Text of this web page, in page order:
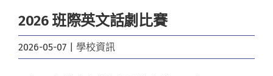
2026 班際英文話劇比賽
2026-05-07 學校資訊